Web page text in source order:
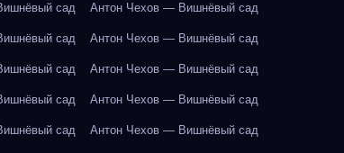
сад Антон Чехов — Вишнёвый сад
сад Антон Чехов — Вишнёвый сад
сад Антон Чехов — Вишнёвый сад
сад Антон Чехов — Вишнёвый сад
сад Антон Чехов — Вишнёвый сад